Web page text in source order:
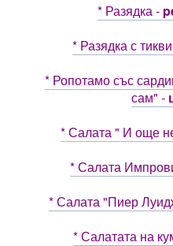
* Разядка -
* Разядка с
* Ропотамо със
сам" -
* Салата " И още
* Салата
* Салата "Пиер
* Салатата на